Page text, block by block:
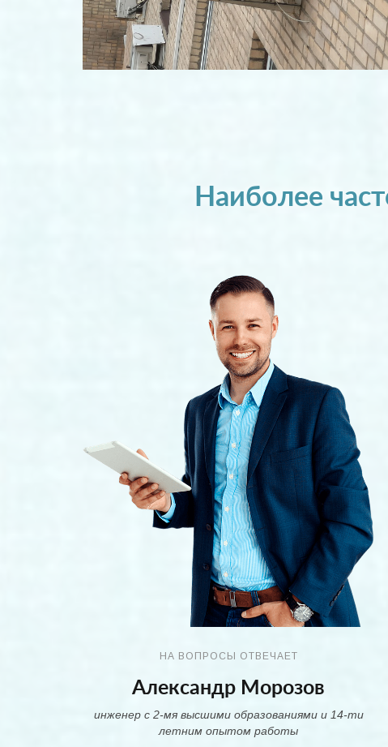
Наиболее
НА ВОПРОСЫ ОТВЕЧАЕТ
Александр Морозов
инженер с 2-мя высшими образованиями и 14-ти
летним опытом работы